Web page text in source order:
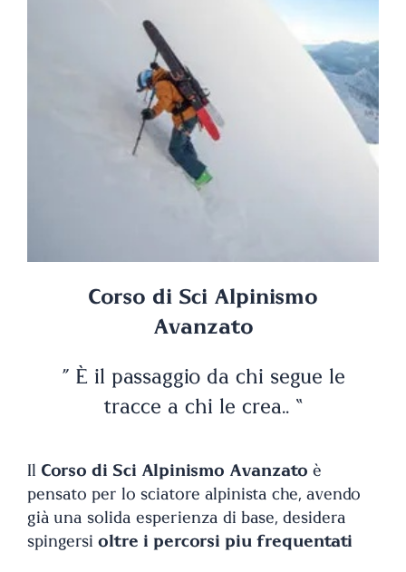
Corso di Sci Alpinismo
Avanzato
” È il passaggio da chi segue le
tracce a chi le crea.. “
Il Corso di Sci Alpinismo Avanzato è
pensato per lo sciatore alpinista che, avendo
già una solida esperienza di base, desidera
spingersioltre i percorsi più frequentati